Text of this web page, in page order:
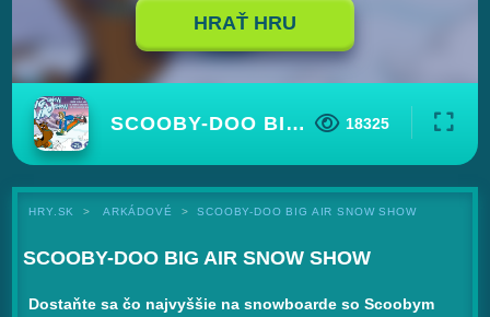
HRAŤ HRU
SCOOBY-DOO BIG AIR SNOW SHOW 18325
HRY.SK ARKÁDOVÉ SCOOBY-DOO BIG AIR SNOW SHOW
SCOOBY-DOO BIG AIR SNOW SHOW
Dostaňte sa čo najvyššie na snowboarde so Scoobym